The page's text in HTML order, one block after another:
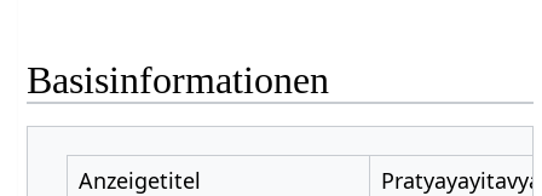
Basisinformationen
Anzeigetitel
Pratyayayitavya